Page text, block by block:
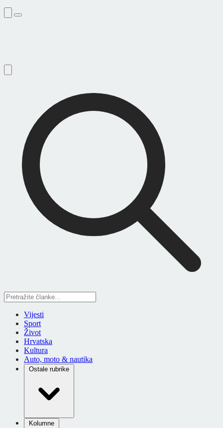
Vijesti
Sport
Život
Hrvatska
Kultura
Auto, moto & nautika
Ostale rubrike
Kolumne